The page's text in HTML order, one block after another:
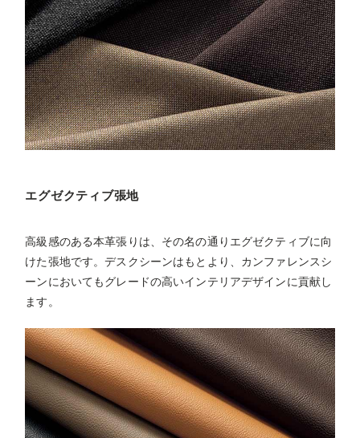
エグゼクティブ張地
高級感のある本革張りは、その名の通りエグゼクティブに向
けた張地です。デスクシーンはもとより、カンファレンスシ
ーンにおいてもグレードの高いインテリアデザインに貢献し
ます。